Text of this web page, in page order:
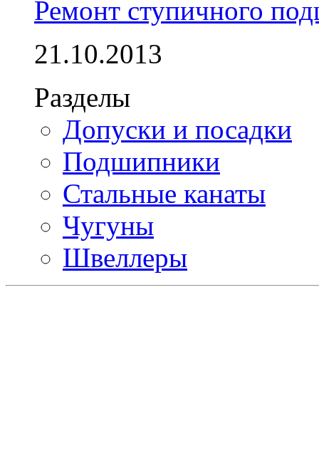
Ремонт ступичного
21.10.2013
Разделы
Допуски и посадки
Подшипники
Стальные канаты
Чугуны
Швеллеры